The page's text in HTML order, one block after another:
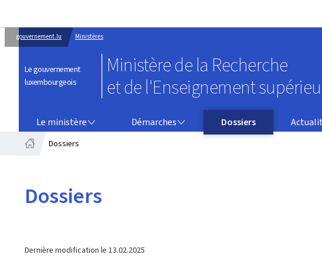
gouvernement.lu Ministères
Le gouvernement
luxembourgeois
Ministère de la Recherche
et de l'Enseignement
Le ministère Démarches
DÉMARCHES
Dossiers
Dossiers
Dossiers
Dernière modification le 13.02.2025